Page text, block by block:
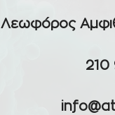
Λεωφόρος
210